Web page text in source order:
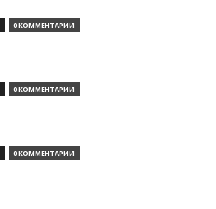
0 КОММЕНТАРИИ
0 КОММЕНТАРИИ
0 КОММЕНТАРИИ